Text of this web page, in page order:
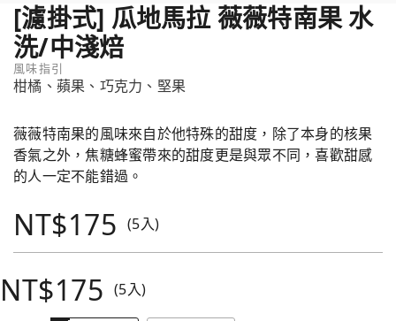
[濾掛式] 瓜地馬拉 薇薇特南果 水
洗/中淺焙
風味指引
柑橘、蘋果、巧克力、堅果
薇薇特南果的風味來自於他特殊的甜度，除了本身的核果
香氣之外，焦糖蜂蜜帶來的甜度更是與眾不同，喜歡甜感
的人一定不能錯過。
NT$175 (5入)
NT$175 (5入)